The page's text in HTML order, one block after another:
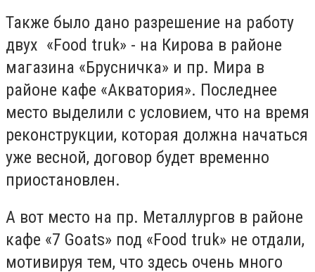
Также было дано разрешение на работу
двух «Fооd truk» - на Кирова в районе
магазина «Брусничка» и пр. Мира в
районе кафе «Акватория». Последнее
место выделили с условием, что на время
реконструкции, которая должна начаться
уже весной, договор будет временно
приостановлен.
А вот место на пр. Металлургов в районе
кафе «7 Goats» под «Fооd truk» не отдали,
мотивируя тем, что здесь очень много